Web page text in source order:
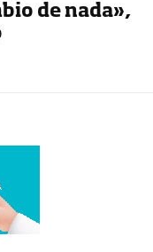
de nada»,